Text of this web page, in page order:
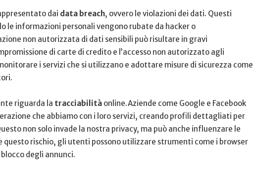
dai data breach, ovvero le violazioni‌ dei dati. Questi
le informazioni personali vengono rubate da hacker⁤ o
non autorizzata di dati sensibili⁣ può risultare in gravi
di carte di credito e l’accesso non autorizzato agli
i servizi che si utilizzano e adottare misure di ⁤sicurezza come
riguarda la tracciabilità online.Aziende come Google e Facebook
che abbiamo con i loro servizi,⁤ creando profili dettagliati per
non solo invade la nostra privacy, ma può anche influenzare ​le
questo rischio, gli utenti ⁢possono utilizzare strumenti come i browser
degli annunci.